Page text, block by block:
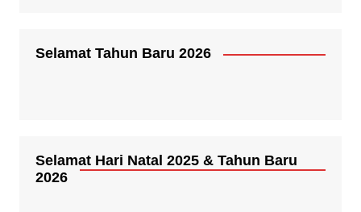
Selamat Tahun Baru 2026
Selamat Hari Natal 2025 & Tahun Baru
2026